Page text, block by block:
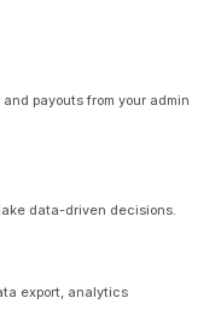
payouts from your admin
data-driven decisions.
export, analytics